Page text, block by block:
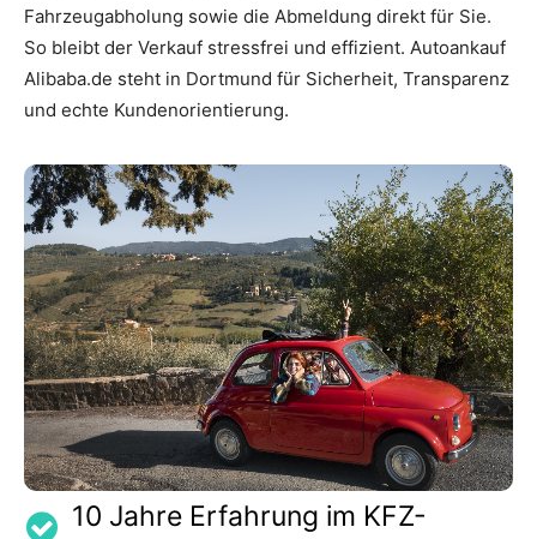
Fahrzeugabholung sowie die Abmeldung direkt für Sie.
So bleibt der Verkauf stressfrei und effizient. Autoankauf
Alibaba.de steht in Dortmund für Sicherheit, Transparenz
und echte Kundenorientierung.
10 Jahre Erfahrung im KFZ-